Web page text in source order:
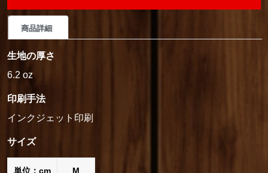
商品詳細
生地の厚さ
6.2 oz
印刷手法
インクジェット印刷
サイズ
単位：cm M